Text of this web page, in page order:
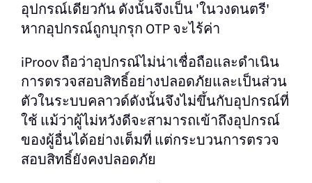
อุปกรณ์เดียวกัน ดังนั้นจึงเป็น 'ในวงดนตรี'
หากอุปกรณ์ถูกบุกรุก OTP จะไร้ค่า
iProov ถือว่าอุปกรณ์ไม่น่าเชื่อถือและดําเนิน
การตรวจสอบสิทธิ์อย่างปลอดภัยและเป็นส่วน
ตัวในระบบคลาวด์ดังนั้นจึงไม่ขึ้นกับอุปกรณ์ที่
ใช้ แม้ว่าผู้ไม่หวังดีจะสามารถเข้าถึงอุปกรณ์
ของผู้อื่นได้อย่างเต็มที่ แต่กระบวนการตรวจ
สอบสิทธิ์ยังคงปลอดภัย